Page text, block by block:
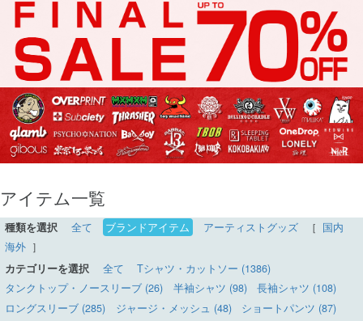
アイテム一覧
種類を選択 全て ブランドアイテム アーティストグッズ ［ 国内
海外 ］
カテゴリーを選択
全て
Tシャツ・カットソー (1386)
タンクトップ・ノースリーブ (26)
半袖シャツ (98)
長袖シャツ (108)
ロングスリーブ (285)
ジャージ・メッシュ (48)
ショートパンツ (87)